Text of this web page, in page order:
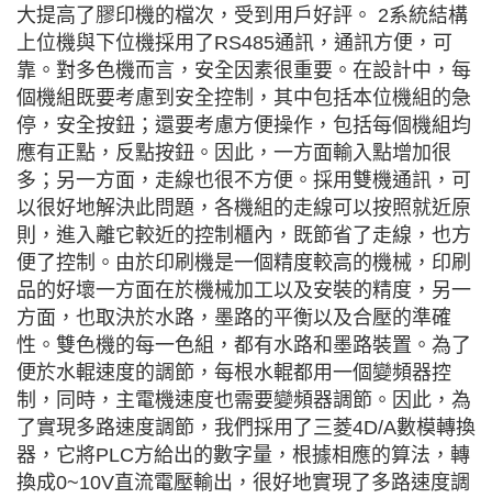
大提高了膠印機的檔次，受到用戶好評。 2系統結構
上位機與下位機採用了RS485通訊，通訊方便，可
靠。對多色機而言，安全因素很重要。在設計中，每
個機組既要考慮到安全控制，其中包括本位機組的急
停，安全按鈕；還要考慮方便操作，包括每個機組均
應有正點，反點按鈕。因此，一方面輸入點增加很
多；另一方面，走線也很不方便。採用雙機通訊，可
以很好地解決此問題，各機組的走線可以按照就近原
則，進入離它較近的控制櫃內，既節省了走線，也方
便了控制。由於印刷機是一個精度較高的機械，印刷
品的好壞一方面在於機械加工以及安裝的精度，另一
方面，也取決於水路，墨路的平衡以及合壓的準確
性。雙色機的每一色組，都有水路和墨路裝置。為了
便於水輥速度的調節，每根水輥都用一個變頻器控
制，同時，主電機速度也需要變頻器調節。因此，為
了實現多路速度調節，我們採用了三菱4D/A數模轉換
器，它將PLC方給出的數字量，根據相應的算法，轉
換成0~10V直流電壓輸出，很好地實現了多路速度調